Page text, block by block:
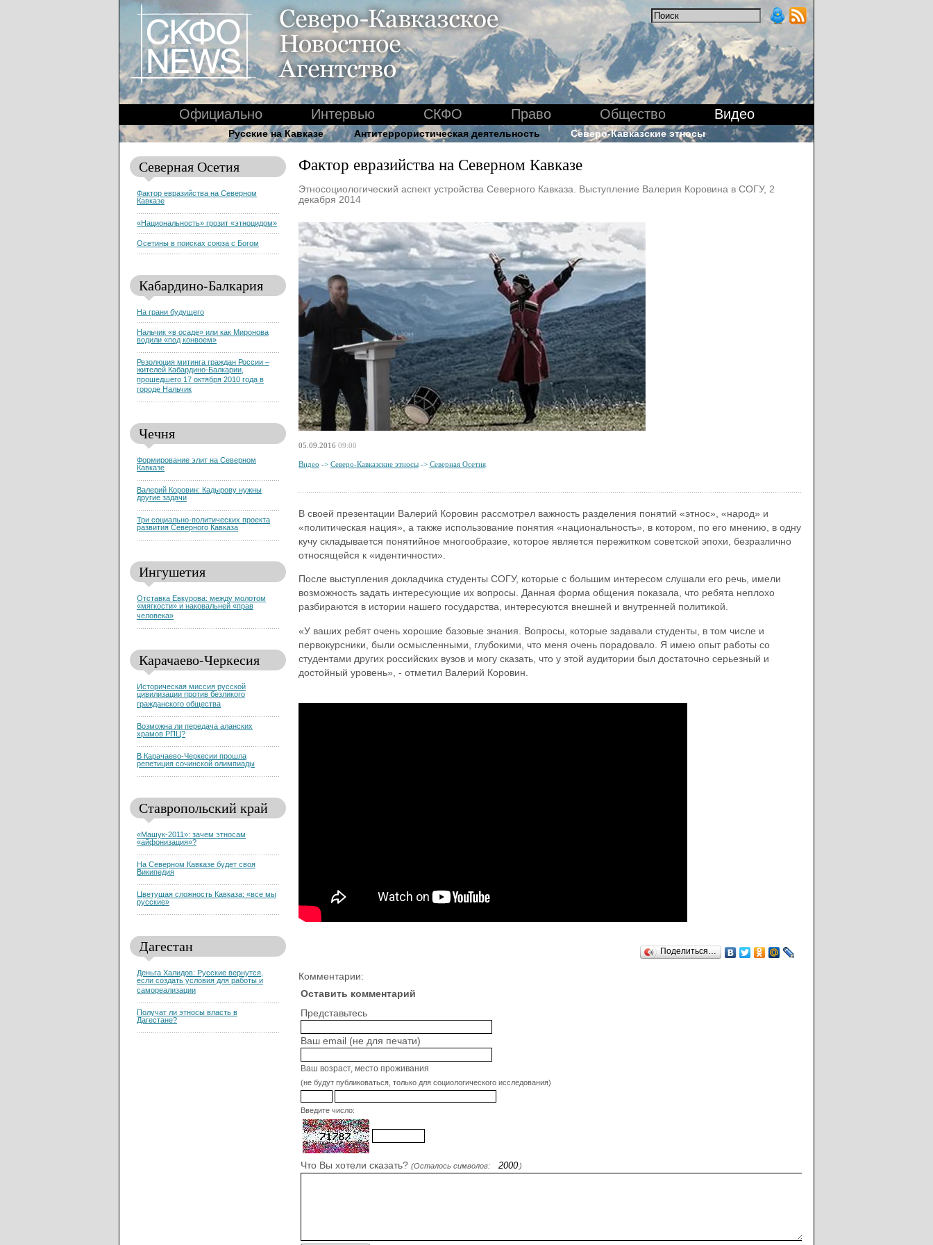
Официально Интервью СКФО Право Общество Видео
Русские на Кавказе Антитеррористическая деятельность Северо-Кавказские этносы
Северная Осетия
Фактор евразийства на Северном
Кавказе
«Национальность» грозит «этноцидом»
Осетины в поисках союза с Богом
Кабардино-Балкария
На грани будущего
Нальчик «в осаде» или как Миронова
водили «под конвоем»
Резолюция митинга граждан России –
жителей Кабардино-Балкарии,
прошедшего 17 октября 2010 года в
городе Нальчик
Чечня
Формирование элит на Северном
Кавказе
Валерий Коровин: Кадырову нужны
другие задачи
Три социально-политических проекта
развития Северного Кавказа
Ингушетия
Отставка Евкурова: между молотом
«мягкости» и наковальней «прав
человека»
Карачаево-Черкесия
Историческая миссия русской
цивилизации против безликого
гражданского общества
Возможна ли передача аланских
храмов РПЦ?
В Карачаево-Черкесии прошла
репетиция сочинской олимпиады
Ставропольский край
«Машук-2011»: зачем этносам
«айфонизация»?
На Северном Кавказе будет своя
Википедия
Цветущая сложность Кавказа: «все мы
русские»
Дагестан
Деньга Халидов: Русские вернутся,
если создать условия для работы и
самореализации
Получат ли этносы власть в
Дагестане?
Фактор евразийства на Северном Кавказе
Этносоциологический аспект устройства Северного Кавказа. Выступление Валерия Коровина в СОГУ, 2
декабря 2014
05.09.2016 09:00
Видео -> Северо-Кавказские этносы -> Северная Осетия
В своей презентации Валерий Коровин рассмотрел важность разделения понятий «этнос», «народ» и
«политическая нация», а также использование понятия «национальность», в котором, по его мнению, в одну
кучу складывается понятийное многообразие, которое является пережитком советской эпохи, безразлично
относящейся к «идентичности».
После выступления докладчика студенты СОГУ, которые с большим интересом слушали его речь, имели
возможность задать интересующие их вопросы. Данная форма общения показала, что ребята неплохо
разбираются в истории нашего государства, интересуются внешней и внутренней политикой.
«У ваших ребят очень хорошие базовые знания. Вопросы, которые задавали студенты, в том числе и
первокурсники, были осмысленными, глубокими, что меня очень порадовало. Я имею опыт работы со
студентами других российских вузов и могу сказать, что у этой аудитории был достаточно серьезный и
достойный уровень», - отметил Валерий Коровин.
Поделиться…
Комментарии:
Оставить комментарий
Представьтесь
Ваш email (не для печати)
Ваш возраст, место проживания
(не будут публиковаться, только для социологического исследования)
Введите число:
Что Вы хотели сказать? (Осталось символов: )